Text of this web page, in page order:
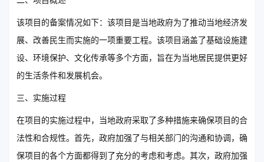
该项目的备案情况如下：该项目是当地政府为了推动当地经济发
展、改善民生而实施的一项重要工程。该项目涵盖了基础设施建
设、环境保护、文化传承等多个方面，旨在为当地居民提供更好
的生活条件和发展机会。
三、实施过程
在项目的实施过程中，当地政府采取了多种措施来确保项目的合
法性和合规性。首先，政府加强了与相关部门的沟通和协调，确
保项目的各个方面都得到了充分的考虑和考虑。其次，政府加强